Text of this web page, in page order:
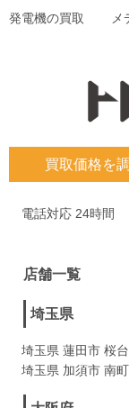
買取価格を
電話対応 24時間
店舗一覧
埼玉県
埼玉県 蓮田市 桜
埼玉県 加須市 南
発電機の買取 メ